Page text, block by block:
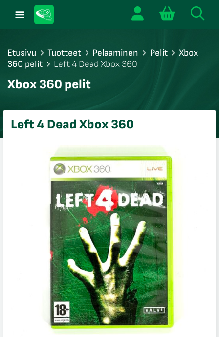
Etusivu Tuotteet Pelaaminen Pelit
Xbox
360 pelit
Left 4 Dead Xbox 360
Xbox 360 pelit
Left 4 Dead Xbox 360
sulje
sulje